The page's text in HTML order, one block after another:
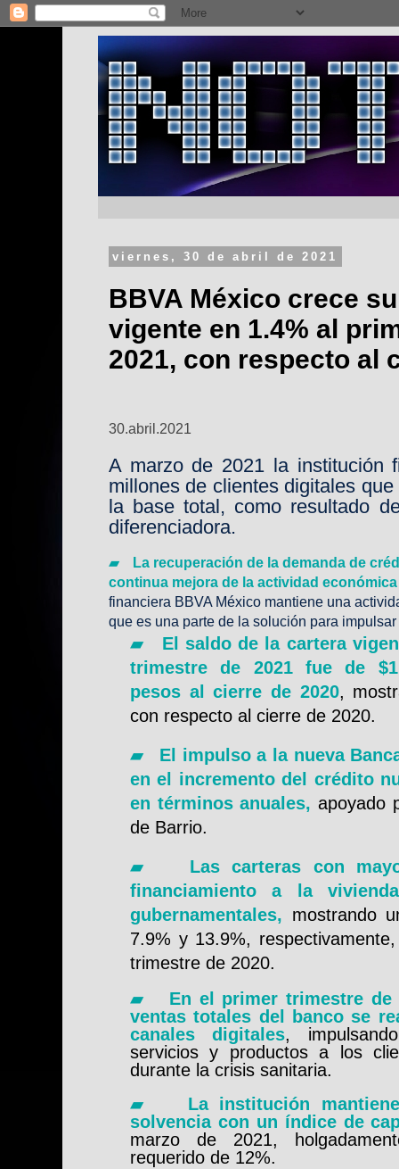
viernes, 30 de abril de 2021
BBVA México crece
vigente en 1.4% al
2021, con respecto al
30.abril.2021
A marzo de 2021 la institución
millones de clientes digitales
la base total, como resultado
diferenciadora.
▰
La recuperación de la demanda de
continua mejora de la actividad
financiera BBVA México mantiene una
que es una parte de la solución para
▰
El saldo de la cartera
trimestre de 2021 fue de
pesos al cierre de 2020,
con respecto al cierre de 2020.
▰
El impulso a la nueva
en el incremento del crédito
en términos anuales, apoyado
de Barrio.
▰
Las carteras con
financiamiento a la
gubernamentales, mostrando
7.9% y 13.9%,
trimestre de 2020.
▰
En el primer trimestre de
ventas totales del banco se
canales digitales,
servicios y productos a los
durante la crisis sanitaria.
▰
La institución
solvencia con un índice de
marzo de 2021,
requerido de 12%.